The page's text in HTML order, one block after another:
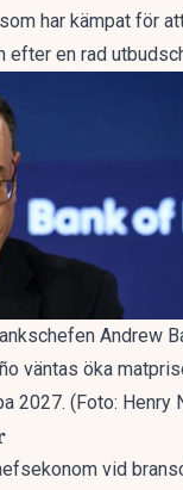
har kämpat för
efter en rad
Andrew
väntas öka
2027. (Foto:
vid